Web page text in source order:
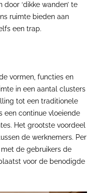
‘dikke wanden’ te
ruimte bieden aan
een trap.
vormen, functies en
in een aantal clusters
tot een traditionele
een continue vloeiende
Het grootste voordeel
de werknemers. Per
de gebruikers de
voor de benodigde